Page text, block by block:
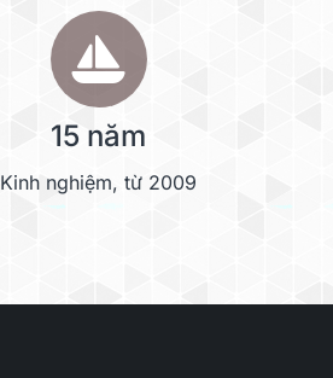
15 năm
Kinh nghiệm, từ 2009